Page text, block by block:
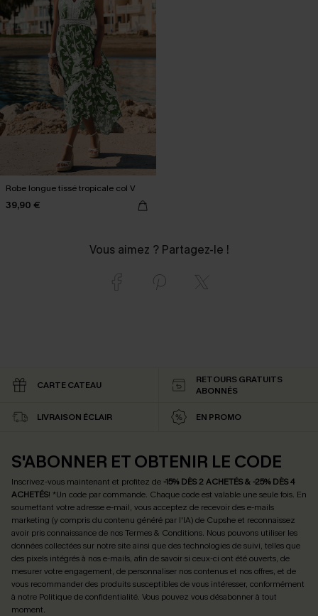
Robe longue tissé tropicale col V
39,90 €
Vous aimez ? Partagez-le !
CARTE CATEAU
RETOURS GRATUITS
ABONNÉS
LIVRAISON ÉCLAIR EN PROMO
S'ABONNER ET OBTENIR LE CODE
Inscrivez-vous maintenant et profitez de -15% DÈS 2 ACHETÉS & -25% DÈS 4
ACHETÉS! *Un code par commande. Chaque code est valable une seule fois. En
soumettant votre adresse e-mail, vous acceptez de recevoir des e-mails
marketing (y compris du contenu généré par l'IA) de Cupshe et reconnaissez
avoir pris connaissance de nosTermes & Conditions. Nous pouvons utiliser les
données collectées sur notre site ainsi que des technologies de suivi, telles que
des pixels intégrés à nos e-mails, afin de savoir si ceux-ci ont été ouverts, de
mesurer votre engagement, de personnaliser nos contenus et nos offres, et de
vous recommander des produits susceptibles de vous intéresser, conformément
à notre Politique de confidentialité. Vous pouvez vous désabonner à tout
moment.